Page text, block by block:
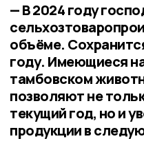
— В 2024 году
объёме.
году. Имеющиеся
тамбовском
позволяют не
текущий год, но и
продукции в